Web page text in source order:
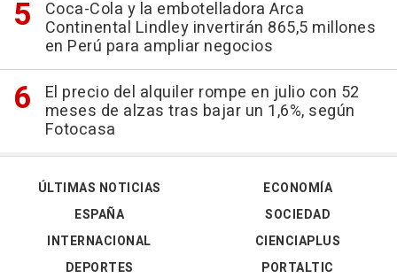
Coca-Cola y la embotelladora Arca
Continental Lindley invertirán 865,5 millones
en Perú para ampliar negocios
El precio del alquiler rompe en julio con 52
meses de alzas tras bajar un 1,6%, según
Fotocasa
ÚLTIMAS NOTICIAS
ESPAÑA
INTERNACIONAL
DEPORTES
ECONOMÍA
SOCIEDAD
CIENCIAPLUS
PORTALTIC